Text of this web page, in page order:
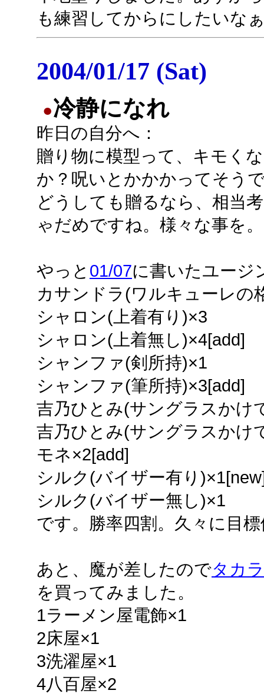
も練習してからにしたいな
2004/01/17 (Sat)
●冷静になれ
昨日の自分へ：
贈り物に模型って、キモく
か？呪いとかかかってそう
どうしても贈るなら、相当
ゃだめですね。様々な事を。
やっと 01/07に書いたユージ
カサンドラ(ワルキューレの
シャロン(上着有り)×3
シャロン(上着無し)×4[add]
シャンファ(剣所持)×1
シャンファ(筆所持)×3[add]
吉乃ひとみ(サングラスかけ
吉乃ひとみ(サングラスかけ
モネ×2[add]
シルク(バイザー有り
シルク(バイザー無し)×1
です。勝率四割。久々に目
あと、魔が差したのでタカラ
を買ってみました。
1ラーメン屋電飾×1
2床屋×1
3洗濯屋×1
4八百屋×2